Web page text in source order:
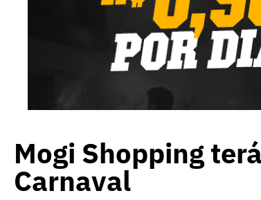
Mogi Shopping
Carnaval